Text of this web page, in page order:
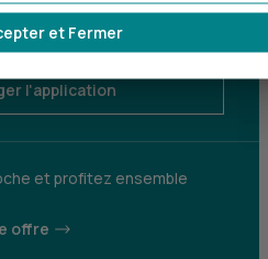
l'application
et profitez ensemble
offre
et Fermer